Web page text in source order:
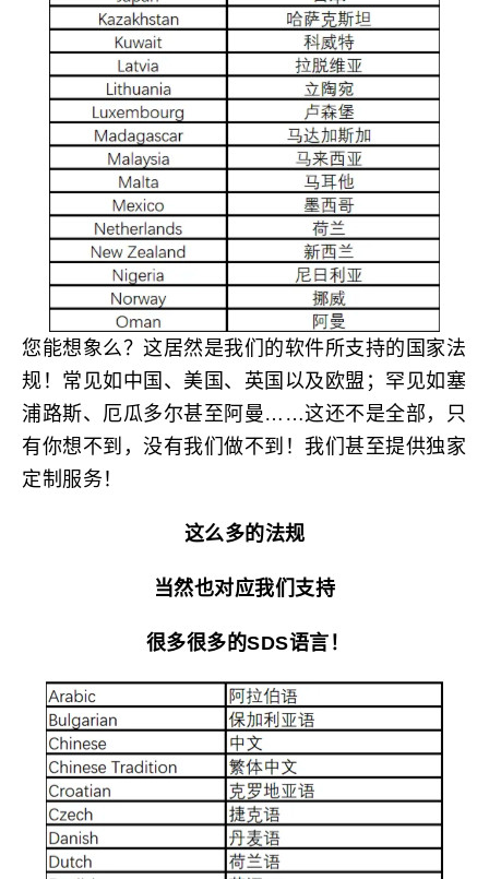
您能想象么？这居然是我们的软件所支持的国家法
规！常见如中国、美国、英国以及欧盟；罕见如塞
浦路斯、厄瓜多尔甚至阿曼……这还不是全部，只
有你想不到，没有我们做不到！我们甚至提供独家
定制服务！
这么多的法规
当然也对应我们支持
很多很多的SDS语言！